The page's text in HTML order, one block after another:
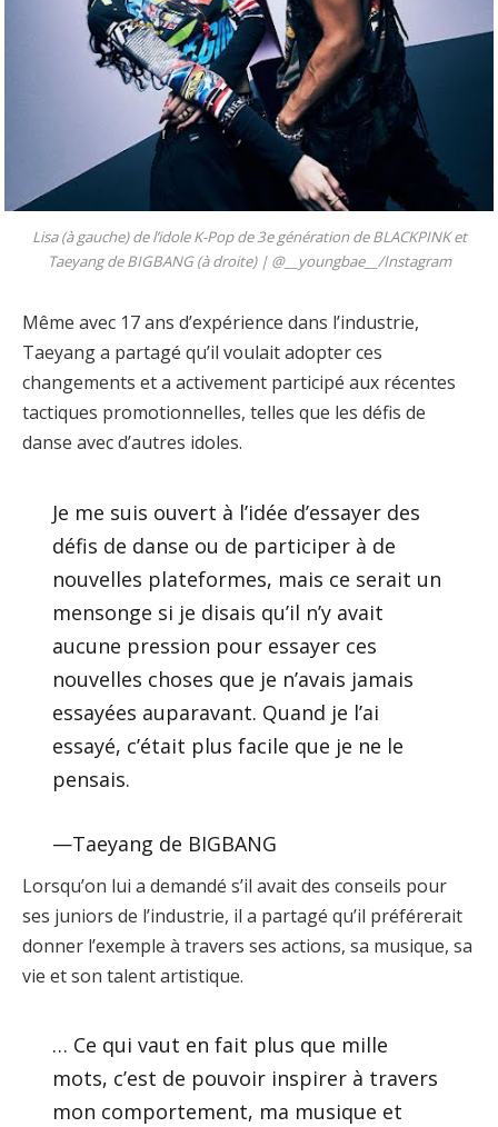
Lisa (à gauche) de l’idole K-Pop de 3e génération de BLACKPINK et
Taeyang de BIGBANG (à droite) | @__youngbae__/Instagram
Même avec 17 ans d’expérience dans l’industrie,
Taeyang a partagé qu’il voulait adopter ces
changements et a activement participé aux récentes
tactiques promotionnelles, telles que les défis de
danse avec d’autres idoles.
Je me suis ouvert à l’idée d’essayer des
défis de danse ou de participer à de
nouvelles plateformes, mais ce serait un
mensonge si je disais qu’il n’y avait
aucune pression pour essayer ces
nouvelles choses que je n’avais jamais
essayées auparavant. Quand je l’ai
essayé, c’était plus facile que je ne le
pensais.
—Taeyang de BIGBANG
Lorsqu’on lui a demandé s’il avait des conseils pour
ses juniors de l’industrie, il a partagé qu’il préférerait
donner l’exemple à travers ses actions, sa musique, sa
vie et son talent artistique.
… Ce qui vaut en fait plus que mille
mots, c’est de pouvoir inspirer à travers
mon comportement, ma musique et